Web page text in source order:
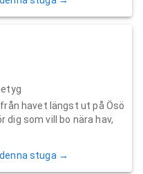
havet längst ut på Ösö
dig som vill bo nära hav,
stuga →